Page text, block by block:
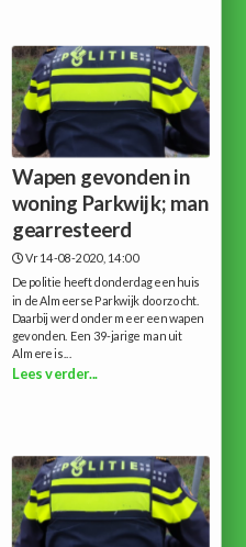
Wapen gevonden in
woning Parkwijk; man
gearresteerd
Vr 14-08-2020, 14:00
De politie heeft donderdag een huis
in de Almeerse Parkwijk doorzocht.
Daarbij werd onder meer een wapen
gevonden. Een 39-jarige man uit
Almere is...
Lees verder...